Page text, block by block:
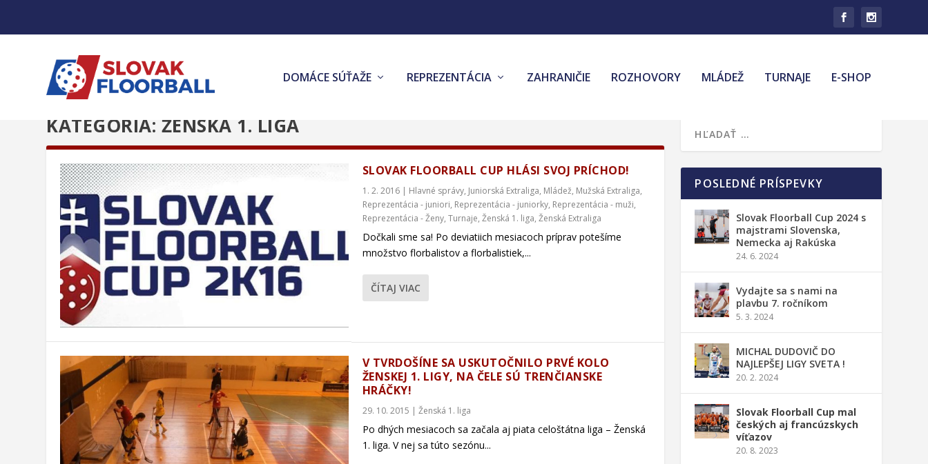
DOMÁCE SÚŤAŽE REPREZENTÁCIA ZAHRANIČIE ROZHOVORY MLÁDEŽ TURNAJE E-SHOP
KATEGÓRIA: ŽENSKÁ 1. LIGA
SLOVAK FLOORBALL CUP HLÁSI SVOJ PRÍCHOD!
1. 2. 2016| Hlavné správy, Juniorská Extraliga, Mládež, Mužská Extraliga,
Reprezentácia - juniori, Reprezentácia - juniorky, Reprezentácia - muži,
Reprezentácia - Ženy, Turnaje, Ženská 1. liga, Ženská Extraliga
Dočkali sme sa! Po deviatiich mesiacoch príprav potešíme
množstvo florbalistov a florbalistiek,...
ČÍTAJ VIAC
V TVRDOŠÍNE SA USKUTOČNILO PRVÉ KOLO
ŽENSKEJ 1. LIGY, NA ČELE SÚ TRENČIANSKE
HRÁČKY!
29. 10. 2015 Ženská 1. liga
Po dhých mesiacoch sa začala aj piata celoštátna liga – Ženská
1. liga. V nej sa túto sezónu...
POSLEDNÉ PRÍSPEVKY
Slovak Floorball Cup 2024 s
majstrami Slovenska,
Nemecka aj Rakúska
24. 6. 2024
Vydajte sa s nami na
plavbu 7. ročníkom
5. 3. 2024
MICHAL DUDOVIČ DO
NAJLEPŠEJ LIGY SVETA !
20. 2. 2024
Slovak Floorball Cup mal
českých aj francúzskych
víťazov
20. 8. 2023